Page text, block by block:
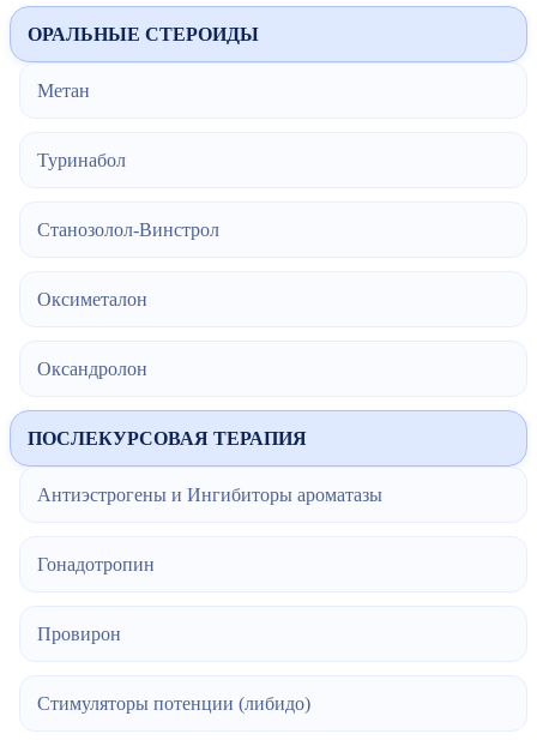
ОРАЛЬНЫЕ СТЕРОИДЫ
Метан
Туринабол
Станозолол-Винстрол
Оксиметалон
Оксандролон
ПОСЛЕКУРСОВАЯ ТЕРАПИЯ
Антиэстрогены и Ингибиторы ароматазы
Гонадотропин
Провирон
Стимуляторы потенции (либидо)